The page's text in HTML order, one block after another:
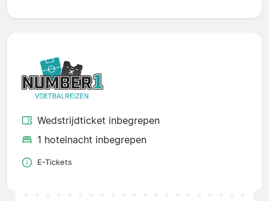
Wedstrijdticket inbegrepen
1 hotelnacht inbegrepen
E-Tickets